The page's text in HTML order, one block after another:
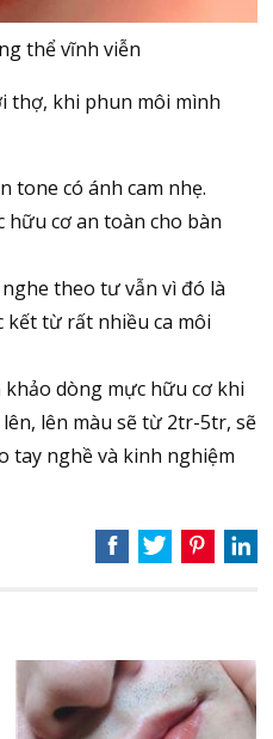
thể vĩnh viễn
thợ, khi phun môi mình
tone có ánh cam nhẹ.
hữu cơ an toàn cho bàn
theo tư vẫn vì đó là
kết từ rất nhiều ca môi
khảo dòng mực hữu cơ khi
lên màu sẽ từ 2tr-5tr, sẽ
tay nghề và kinh nghiệm